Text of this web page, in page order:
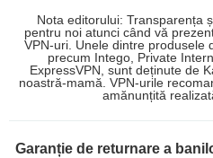
Nota editorului: Transparența
pentru noi atunci când vă
VPN-uri. Unele dintre produsele
precum Intego, Private
ExpressVPN, sunt deținute de
noastră-mamă. VPN-urile
amănunțită
Garanție de returnare a